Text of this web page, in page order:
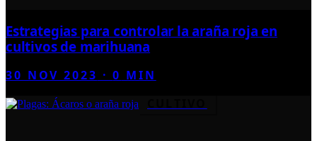
Estrategias para controlar la araña roja en
cultivos de marihuana
30 NOV 2023 ·0 MIN